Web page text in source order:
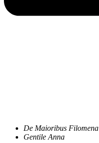
De Maioribus Filomena
Gentile Anna